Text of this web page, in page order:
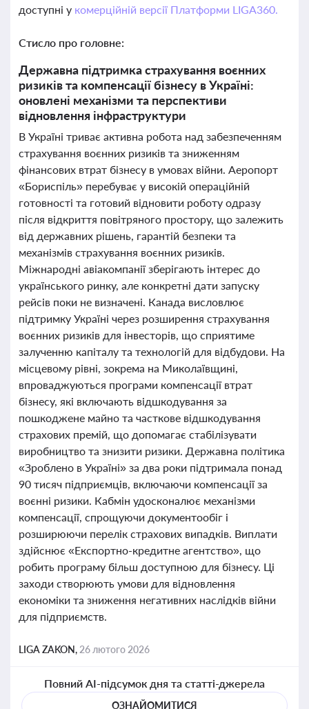
доступні у комерційній версії Платформи LIGA360.
Стисло про головне:
Державна підтримка страхування воєнних
ризиків та компенсації бізнесу в Україні:
оновлені механізми та перспективи
відновлення інфраструктури
В Україні триває активна робота над забезпеченням
страхування воєнних ризиків та зниженням
фінансових втрат бізнесу в умовах війни. Аеропорт
«Бориспіль» перебуває у високій операційній
готовності та готовий відновити роботу одразу
після відкриття повітряного простору, що залежить
від державних рішень, гарантій безпеки та
механізмів страхування воєнних ризиків.
Міжнародні авіакомпанії зберігають інтерес до
українського ринку, але конкретні дати запуску
рейсів поки не визначені. Канада висловлює
підтримку Україні через розширення страхування
воєнних ризиків для інвесторів, що сприятиме
залученню капіталу та технологій для відбудови. На
місцевому рівні, зокрема на Миколаївщині,
впроваджуються програми компенсації втрат
бізнесу, які включають відшкодування за
пошкоджене майно та часткове відшкодування
страхових премій, що допомагає стабілізувати
виробництво та знизити ризики. Державна політика
«Зроблено в Україні» за два роки підтримала понад
90 тисяч підприємців, включаючи компенсації за
воєнні ризики. Кабмін удосконалює механізми
компенсації, спрощуючи документообіг і
розширюючи перелік страхових випадків. Виплати
здійснює «Експортно-кредитне агентство», що
робить програму більш доступною для бізнесу. Ці
заходи створюють умови для відновлення
економіки та зниження негативних наслідків війни
для підприємств.
LIGA ZAKON, 26 лютого 2026
Повний AI-підсумок дня та статті-джерела
ОЗНАЙОМИТИСЯ